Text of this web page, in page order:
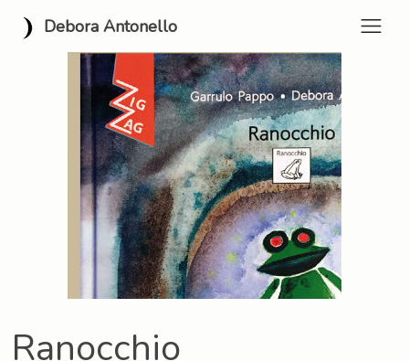
Debora Antonello
Ranocchio